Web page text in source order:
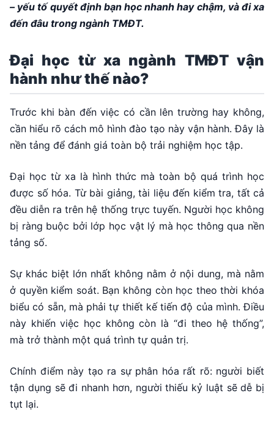
– yếu tố quyết định bạn học nhanh hay chậm, và đi xa
đến đâu trong ngành TMĐT.
Đại học từ xa ngành TMĐT vận
hành như thế nào?
Trước khi bàn đến việc có cần lên trường hay không,
cần hiểu rõ cách mô hình đào tạo này vận hành. Đây là
nền tảng để đánh giá toàn bộ trải nghiệm học tập.
Đại học từ xa là hình thức mà toàn bộ quá trình học
được số hóa. Từ bài giảng, tài liệu đến kiểm tra, tất cả
đều diễn ra trên hệ thống trực tuyến. Người học không
bị ràng buộc bởi lớp học vật lý mà học thông qua nền
tảng số.
Sự khác biệt lớn nhất không nằm ở nội dung, mà nằm
ở quyền kiểm soát. Bạn không còn học theo thời khóa
biểu có sẵn, mà phải tự thiết kế tiến độ của mình. Điều
này khiến việc học không còn là “đi theo hệ thống”,
mà trở thành một quá trình tự quản trị.
Chính điểm này tạo ra sự phân hóa rất rõ: người biết
tận dụng sẽ đi nhanh hơn, người thiếu kỷ luật sẽ dễ bị
tụt lại.